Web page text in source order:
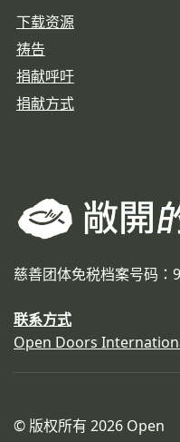
下载资源
祷告
捐献呼吁
捐献方式
慈善团体免税档案号码：
联系方式
Open Doors
© 版权所有 2026 Open